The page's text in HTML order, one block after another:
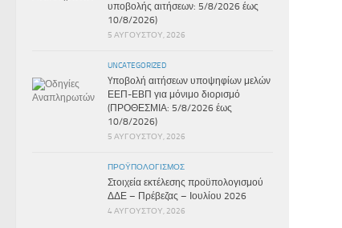
υποβολής αιτήσεων: 5/8/2026 έως
10/8/2026)
5 ΑΥΓΟΎΣΤΟΥ, 2026
UNCATEGORIZED
Yποβολή αιτήσεων υποψηφίων μελών
ΕΕΠ-ΕΒΠ για μόνιμο διορισμό
(ΠΡΟΘΕΣΜΙΑ: 5/8/2026 έως
10/8/2026)
5 ΑΥΓΟΎΣΤΟΥ, 2026
ΠΡΟΫΠΟΛΟΓΙΣΜΌΣ
Στοιχεία εκτέλεσης προϋπολογισμού
ΔΔΕ – Πρέβεζας – Ιουλίου 2026
4 ΑΥΓΟΎΣΤΟΥ, 2026